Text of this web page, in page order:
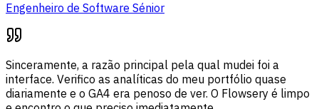
Engenheiro de Software Sénior
Sinceramente, a razão principal pela qual mudei foi a
interface. Verifico as analíticas do meu portfólio quase
diariamente e o GA4 era penoso de ver. O Flowsery é limpo